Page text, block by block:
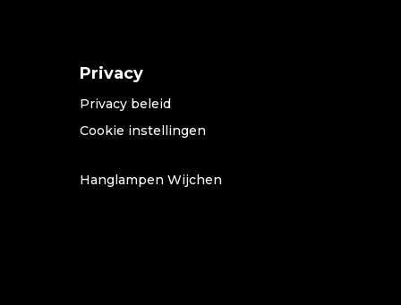
Privacy
Privacy beleid
Cookie instellingen
Hanglampen Wijchen